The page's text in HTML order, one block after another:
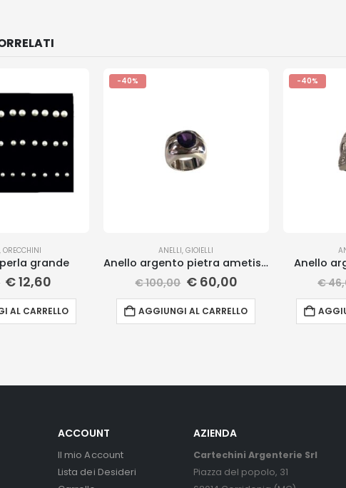
,ORECCHINI
grande
€12,60
AL CARRELLO
-40%
ANELLI,GIOIELLI
Anello argento pietra ametista
€100,00 €60,00
AGGIUNGI AL CARRELLO
-40%
Anello
€
ACCOUNT
Il mio Account
Lista dei Desideri
AZIENDA
Cartechini Argenterie Srl
Piazza del popolo, 31